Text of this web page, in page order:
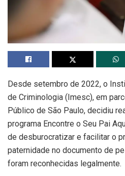
Desde setembro de 2022, o
de Criminologia (Imesc), em
Público de São Paulo, decidiu
programa Encontre o Seu Pai
de desburocratizar e facilitar o
paternidade no documento de
foram reconhecidas legalmente.